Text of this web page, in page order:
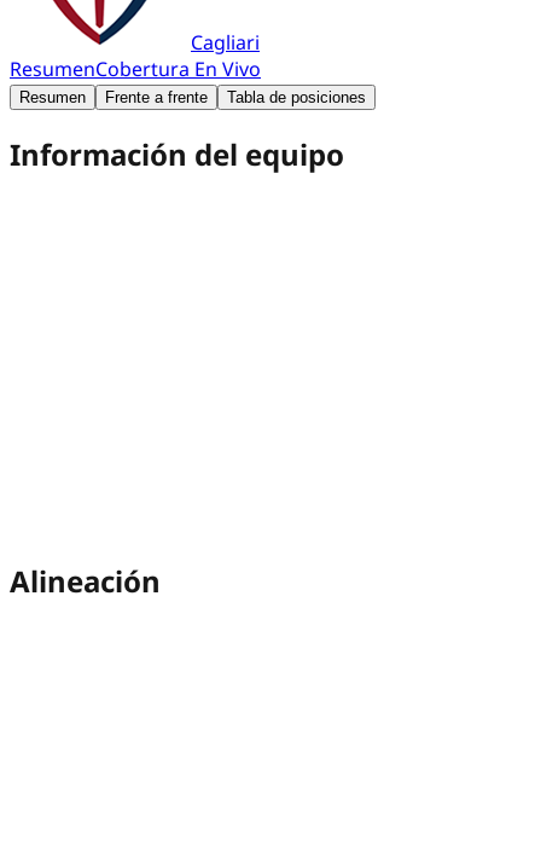
Cagliari
ResumenCobertura En Vivo
Resumen Frente a frente Tabla de posiciones
Información del equipo
Alineación